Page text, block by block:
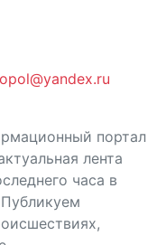
портал
лента
часа в